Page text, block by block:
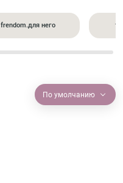
frendom.для него
По умолчанию